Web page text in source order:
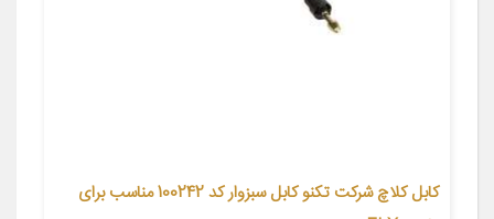
کابل کلاچ شرکت تکنو کابل سبزوار کد 100242 مناسب برای